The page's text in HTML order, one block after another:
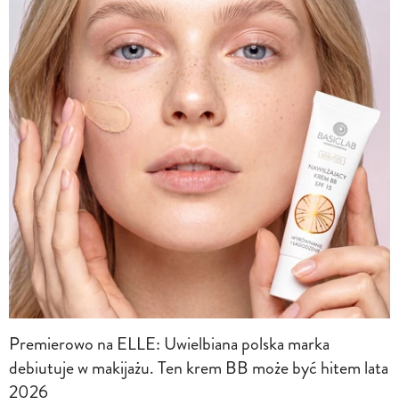
Premierowo na ELLE: Uwielbiana polska marka
debiutuje w makijażu. Ten krem BB może być hitem lata
2026